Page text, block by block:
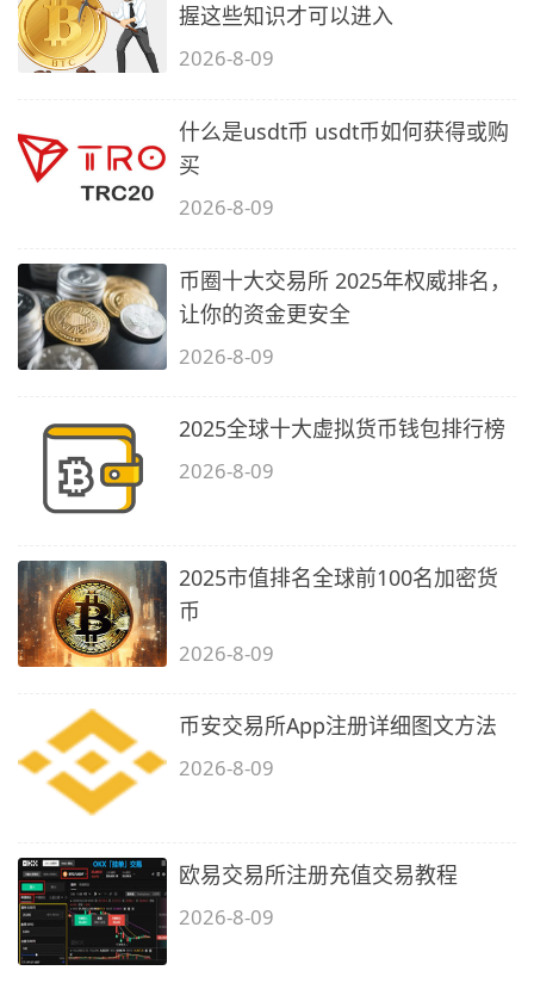
握这些知识才可以进入
2026-8-09
什么是usdt币 usdt币如何获得或购
买
2026-8-09
币圈十大交易所 2025年权威排名，
让你的资金更安全
2026-8-09
2025全球十大虚拟货币钱包排行榜
2026-8-09
2025市值排名全球前100名加密货
币
2026-8-09
币安交易所App注册详细图文方法
2026-8-09
欧易交易所注册充值交易教程
2026-8-09